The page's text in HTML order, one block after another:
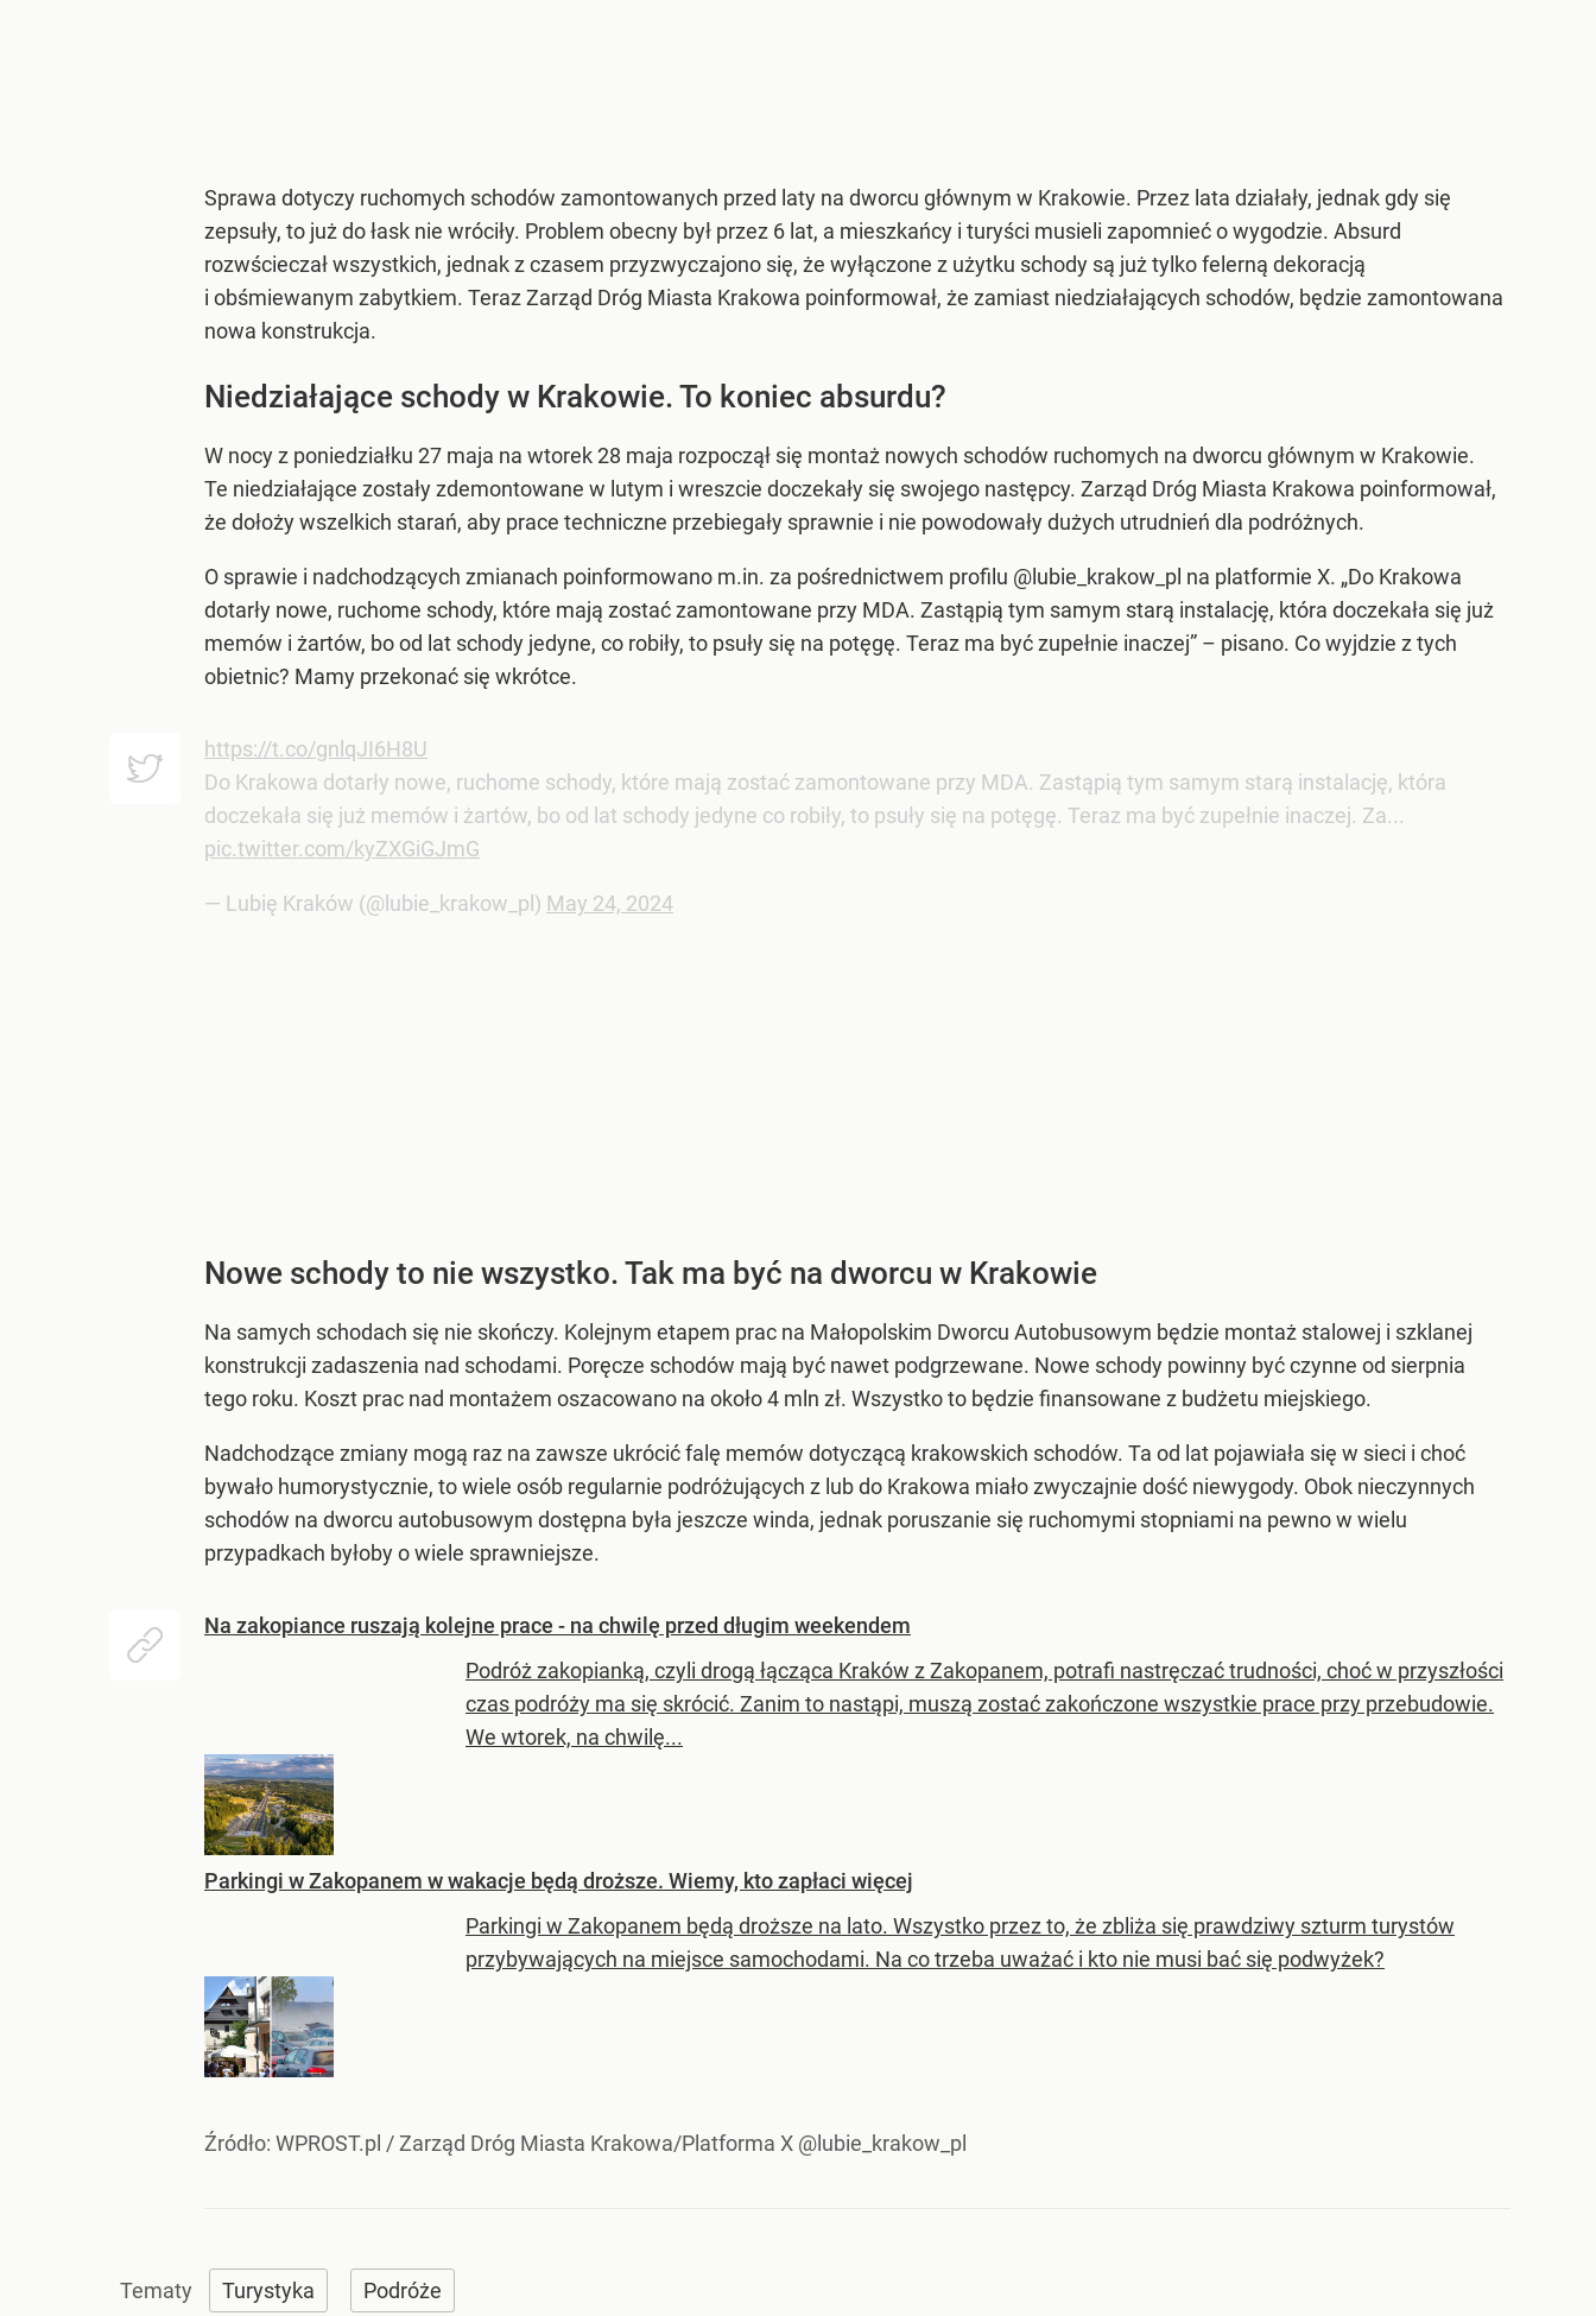
Sprawa dotyczy ruchomych schodów zamontowanych przed laty na dworcu głównym w Krakowie. Przez lata działały, jednak gdy się
zepsuły, to już do łask nie wróciły. Problem obecny był przez 6 lat, a mieszkańcy i turyści musieli zapomnieć o wygodzie. Absurd
rozwścieczał wszystkich, jednak z czasem przyzwyczajono się, że wyłączone z użytku schody są już tylko felerną dekoracją
i obśmiewanym zabytkiem. Teraz Zarząd Dróg Miasta Krakowa poinformował, że zamiast niedziałających schodów, będzie zamontowana
nowa konstrukcja.
Niedziałające schody w Krakowie. To koniec absurdu?
W nocy z poniedziałku 27 maja na wtorek 28 maja rozpoczął się montaż nowych schodów ruchomych na dworcu głównym w Krakowie.
Te niedziałające zostały zdemontowane w lutym i wreszcie doczekały się swojego następcy. Zarząd Dróg Miasta Krakowa poinformował,
że dołoży wszelkich starań, aby prace techniczne przebiegały sprawnie i nie powodowały dużych utrudnień dla podróżnych.
O sprawie i nadchodzących zmianach poinformowano m.in. za pośrednictwem profilu @lubie_krakow_pl na platformie X. „Do Krakowa
dotarły nowe, ruchome schody, które mają zostać zamontowane przy MDA. Zastąpią tym samym starą instalację, która doczekała się już
memów i żartów, bo od lat schody jedyne, co robiły, to psuły się na potęgę. Teraz ma być zupełnie inaczej” – pisano. Co wyjdzie z tych
obietnic? Mamy przekonać się wkrótce.
https://t.co/gnlqJI6H8U
Do Krakowa dotarły nowe, ruchome schody, które mają zostać zamontowane przy MDA. Zastąpią tym samym starą instalację, która
doczekała się już memów i żartów, bo od lat schody jedyne co robiły, to psuły się na potęgę. Teraz ma być zupełnie inaczej. Za...
pic.twitter.com/kyZXGiGJmG
— Lubię Kraków (@lubie_krakow_pl) May 24, 2024
Nowe schody to nie wszystko. Tak ma być na dworcu w Krakowie
Na samych schodach się nie skończy. Kolejnym etapem prac na Małopolskim Dworcu Autobusowym będzie montaż stalowej i szklanej
konstrukcji zadaszenia nad schodami. Poręcze schodów mają być nawet podgrzewane. Nowe schody powinny być czynne od sierpnia
tego roku. Koszt prac nad montażem oszacowano na około 4 mln zł. Wszystko to będzie finansowane z budżetu miejskiego.
Nadchodzące zmiany mogą raz na zawsze ukrócić falę memów dotyczącą krakowskich schodów. Ta od lat pojawiała się w sieci i choć
bywało humorystycznie, to wiele osób regularnie podróżujących z lub do Krakowa miało zwyczajnie dość niewygody. Obok nieczynnych
schodów na dworcu autobusowym dostępna była jeszcze winda, jednak poruszanie się ruchomymi stopniami na pewno w wielu
przypadkach byłoby o wiele sprawniejsze.
Na zakopiance ruszają kolejne prace - na chwilę przed długim weekendem
Podróż zakopianką, czyli drogą łącząca Kraków z Zakopanem, potrafi nastręczać trudności, choć w przyszłości
czas podróży ma się skrócić. Zanim to nastąpi, muszą zostać zakończone wszystkie prace przy przebudowie.
We wtorek, na chwilę...
Parkingi w Zakopanem w wakacje będą droższe. Wiemy, kto zapłaci więcej
Parkingi w Zakopanem będą droższe na lato. Wszystko przez to, że zbliża się prawdziwy szturm turystów
przybywających na miejsce samochodami. Na co trzeba uważać i kto nie musi bać się podwyżek?
Źródło: WPROST.pl / Zarząd Dróg Miasta Krakowa/Platforma X @lubie_krakow_pl
Turystyka Podróże